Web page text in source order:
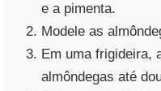
e a pimenta.
Modele as
Em uma frigideira,
almôndegas até